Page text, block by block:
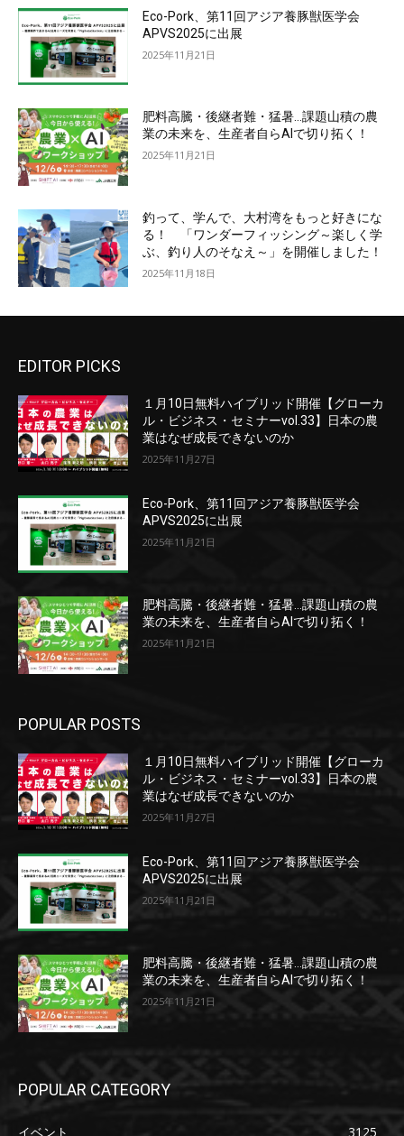
Eco-Pork、第11回アジア養豚獣医学会
APVS2025に出展
2025年11月21日
肥料高騰・後継者難・猛暑…課題山積の農
業の未来を、生産者自らAIで切り拓く！
2025年11月21日
釣って、学んで、大村湾をもっと好きにな
る！ 「ワンダーフィッシング～楽しく学
ぶ、釣り人のそなえ～」を開催しました！
2025年11月18日
EDITOR PICKS
１月10日無料ハイブリッド開催【グローカ
ル・ビジネス・セミナーvol.33】日本の農
業はなぜ成長できないのか
2025年11月27日
Eco-Pork、第11回アジア養豚獣医学会
APVS2025に出展
2025年11月21日
肥料高騰・後継者難・猛暑…課題山積の農
業の未来を、生産者自らAIで切り拓く！
2025年11月21日
POPULAR POSTS
１月10日無料ハイブリッド開催【グローカ
ル・ビジネス・セミナーvol.33】日本の農
業はなぜ成長できないのか
2025年11月27日
Eco-Pork、第11回アジア養豚獣医学会
APVS2025に出展
2025年11月21日
肥料高騰・後継者難・猛暑…課題山積の農
業の未来を、生産者自らAIで切り拓く！
2025年11月21日
POPULAR CATEGORY
イベント
3125